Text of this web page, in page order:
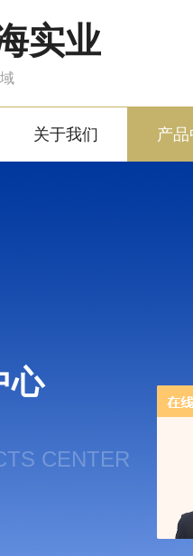
实业
关于我们 产
心
CENTER